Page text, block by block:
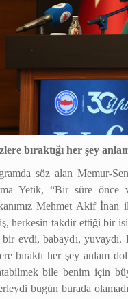
bıraktığı her şey
söz alan Memur-
Yetik, “Bir süre önce
Mehmet Akif İnan
herkesin takdir ettiği bir
evdi, babaydı,
bıraktı her şey anlam
bile benim için
bugün burada